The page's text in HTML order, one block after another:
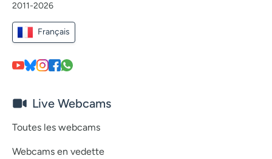
2011-2026
Français
Live Webcams
Toutes les webcams
Webcams en vedette